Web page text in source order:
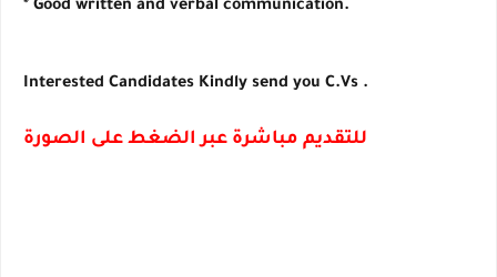
* Good written and verbal communication.
Interested Candidates Kindly send you C.Vs .
للتقديم مباشرة عبر الضغط على الصورة